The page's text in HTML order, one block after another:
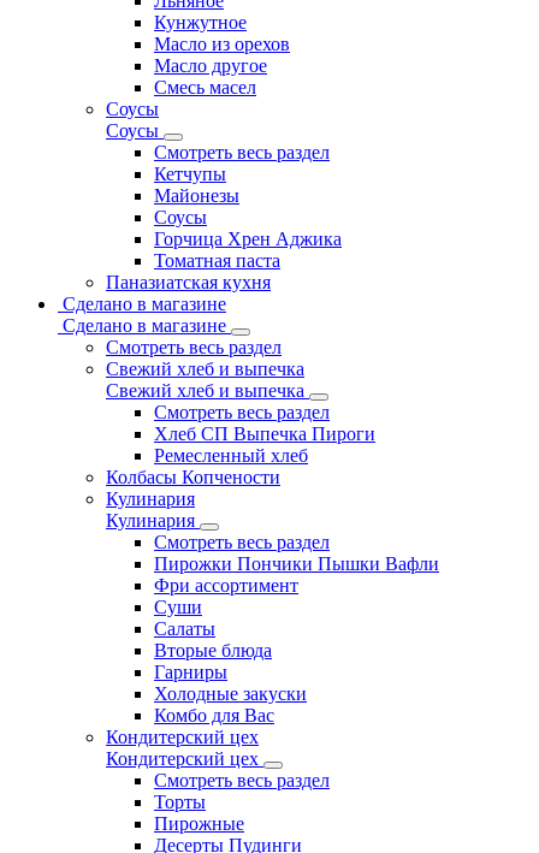
Кунжутное
Масло из орехов
Масло другое
Смесь масел
Соусы
Соусы
Смотреть весь раздел
Кетчупы
Майонезы
Соусы
Горчица Хрен Аджика
Томатная паста
Паназиатская кухня
Сделано в магазине
Сделано в магазине
Смотреть весь раздел
Свежий хлеб и выпечка
Свежий хлеб и выпечка
Смотреть весь раздел
Хлеб СП Выпечка Пироги
Ремесленный хлеб
Колбасы Копчености
Кулинария
Кулинария
Смотреть весь раздел
Пирожки Пончики Пышки Вафли
Фри ассортимент
Суши
Салаты
Вторые блюда
Гарниры
Холодные закуски
Комбо для Вас
Кондитерский цех
Кондитерский цех
Смотреть весь раздел
Торты
Пирожные
Десерты Пудинги